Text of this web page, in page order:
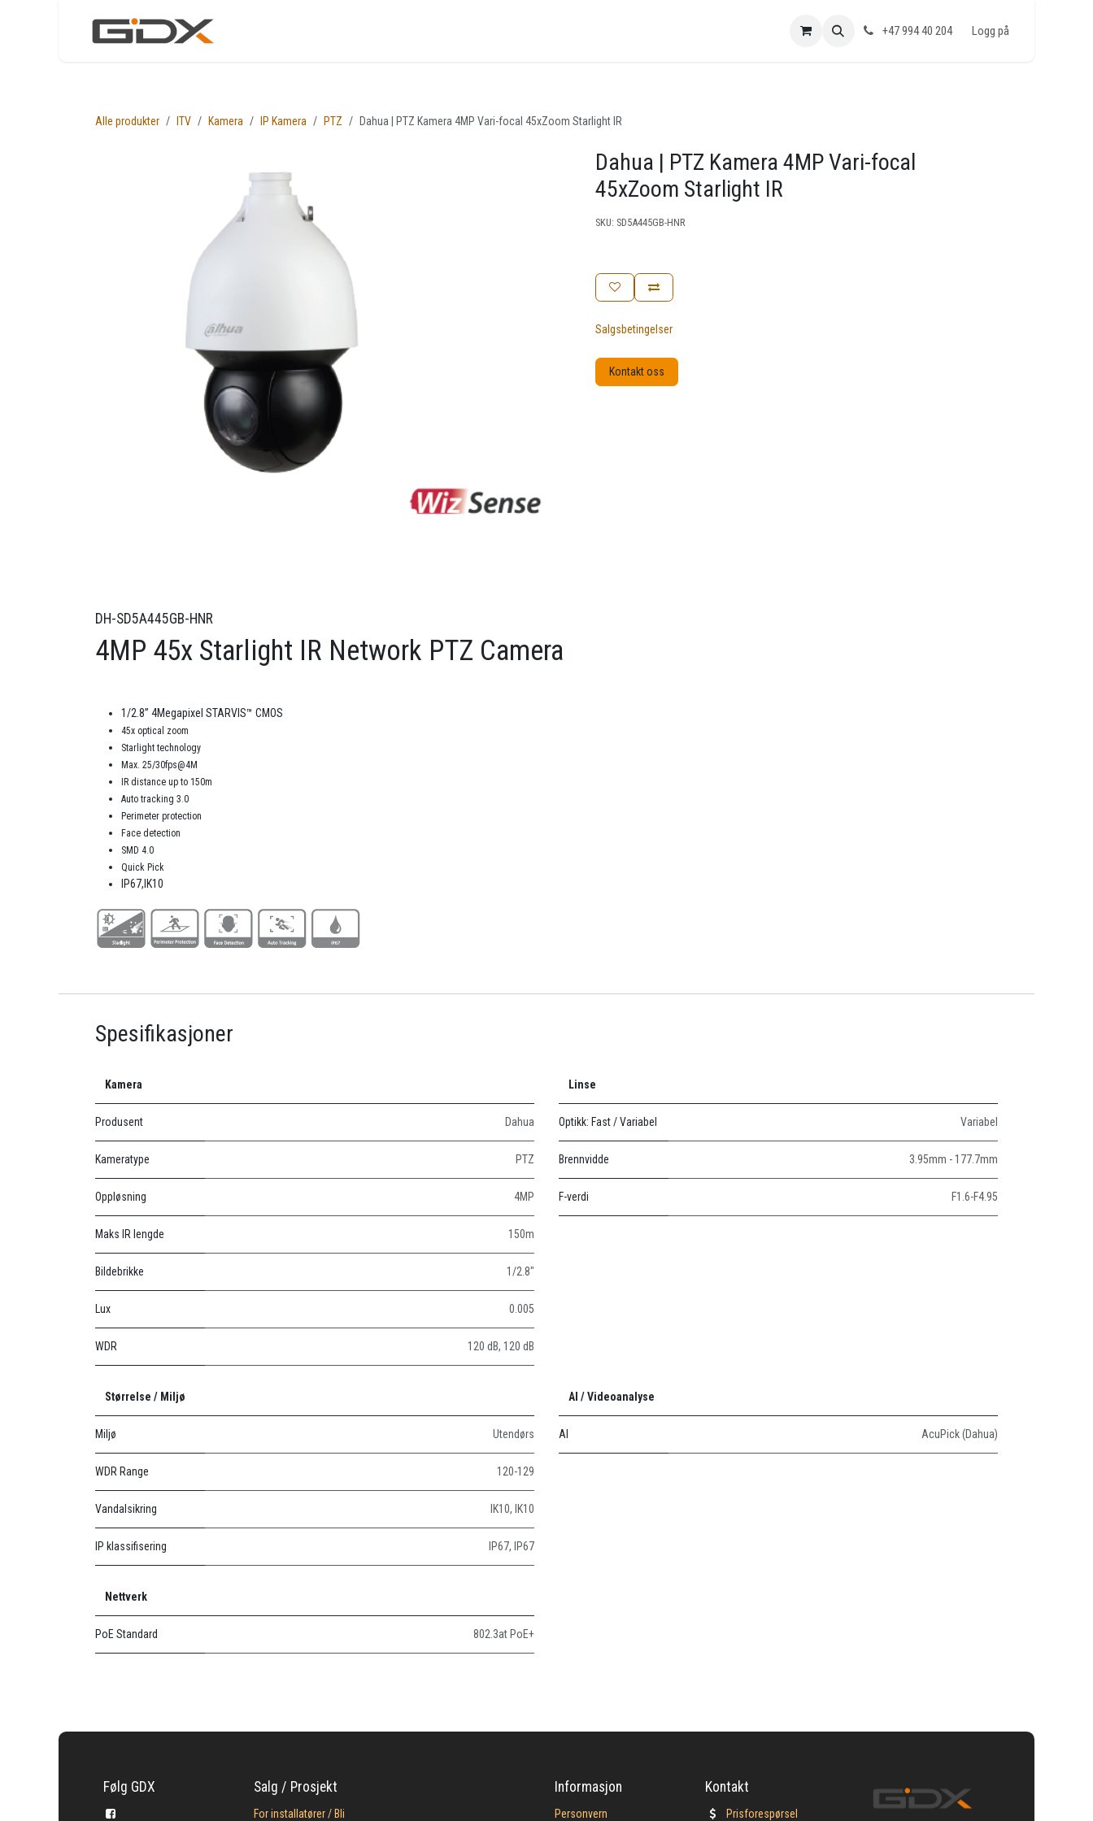
+47 994 40 204 Logg på
Alle produkter ITV Kamera IP Kamera PTZ Dahua | PTZ Kamera 4MP Vari-focal 45xZoom Starlight IR
Dahua | PTZ Kamera 4MP Vari-focal
45xZoom Starlight IR
SKU: SD5A445GB-HNR
Salgsbetingelser
Kontakt oss
DH-SD5A445GB-HNR
4MP 45x Starlight IR Network PTZ Camera
1/2.8” 4Megapixel STARVIS™ CMOS
45x optical zoom
Starlight technology
Max. 25/30fps@4M
IR distance up to 150m
Auto tracking 3.0
Perimeter protection
Face detection
SMD 4.0
Quick Pick
IP67,IK10
Spesifikasjoner
Kamera
Produsent Dahua
Kameratype PTZ
Oppløsning 4MP
Maks IR lengde 150m
Bildebrikke 1/2.8"
Lux 0.005
WDR 120 dB, 120 dB
Linse
Optikk: Fast / Variabel Variabel
Brennvidde 3.95mm - 177.7mm
F-verdi F1.6-F4.95
Størrelse / Miljø
Miljø Utendørs
WDR Range 120-129
Vandalsikring IK10, IK10
IP klassifisering IP67, IP67
AI / Videoanalyse
AI AcuPick (Dahua)
Nettverk
PoE Standard 802.3at PoE+
Følg GDX Kontakt
Prisforespørsel
Salg / Prosjekt
For installatører / Bli
Informasjon
Personvern